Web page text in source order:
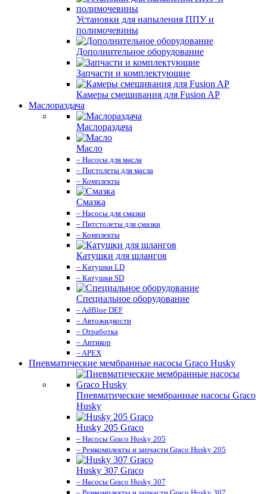
Установки для напыления ППУ и
полимочевины
Дополнительное оборудование
Запчасти и комплектующие
Камеры смешивания для Fusion AP
Маслораздача
Маслораздача
Масло
– Насосы для масла
– Пистолеты для масла
– Комплекты
Смазка
– Насосы для смазки
– Питстолеты для смазки
– Комплекты
Катушки для шлангов
– Катушки LD
– Катушки SD
Специальное оборудование
– AdBlue DEF
– Автожидкости
– Отработка
– Антикор
– APEX
Пневматические мембранные насосы Graco Husky
Пневматические мембранные насосы Graco
Husky
Husky 205 Graco
– Насосы Graco Husky 205
– Ремкомплекты и запчасти Graco Husky 205
Husky 307 Graco
– Насосы Graco Husky 307